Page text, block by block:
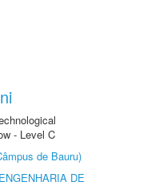
- Level C
de Bauru)
DE